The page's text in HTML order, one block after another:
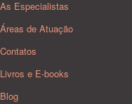
As Especialistas
Áreas de Atuação
Contatos
Livros e E-books
Blog